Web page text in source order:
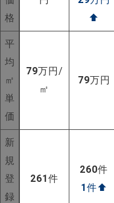
格
⬆
平
均
㎡
単
価
79万円/
㎡
79万円
新
規
登
録
261件
260件
1件⬆